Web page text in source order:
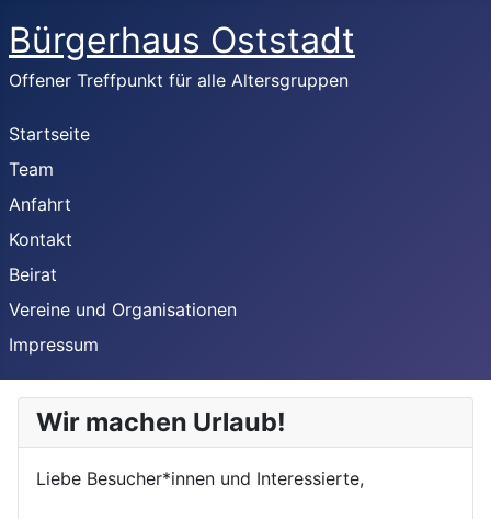
Bürgerhaus Oststadt
Offener Treffpunkt für alle Altersgruppen
Startseite
Team
Anfahrt
Kontakt
Beirat
Vereine und Organisationen
Impressum
Wir machen Urlaub!
Liebe Besucher*innen und Interessierte,